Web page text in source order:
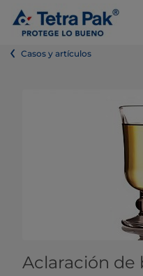
Casos y artículos
Aclaración de